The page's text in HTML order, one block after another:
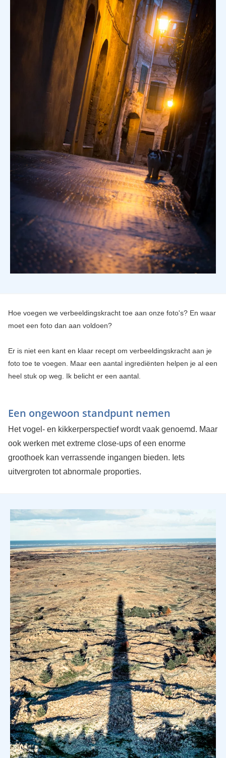
Hoe voegen we verbeeldingskracht toe aan onze foto's? En waar
moet een foto dan aan voldoen?
Er is niet een kant en klaar recept om verbeeldingskracht aan je
foto toe te voegen. Maar een aantal ingrediënten helpen je al een
heel stuk op weg. Ik belicht er een aantal.
Een ongewoon standpunt nemen
Het vogel- en kikkerperspectief wordt vaak genoemd. Maar
ook werken met extreme close-ups of een enorme
groothoek kan verrassende ingangen bieden. Iets
uitvergroten tot abnormale proporties.